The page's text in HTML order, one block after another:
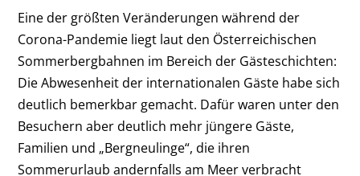
Eine der größten Veränderungen während der
Corona-Pandemie liegt laut den Österreichischen
Sommerbergbahnen im Bereich der Gästeschichten:
Die Abwesenheit der internationalen Gäste habe sich
deutlich bemerkbar gemacht. Dafür waren unter den
Besuchern aber deutlich mehr jüngere Gäste,
Familien und „Bergneulinge“, die ihren
Sommerurlaub andernfalls am Meer verbracht